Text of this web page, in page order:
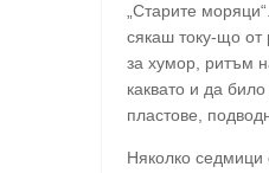
„Старите
сякаш току-що от
за хумор, ритъм
каквато и да
пластове,
Няколко седмици